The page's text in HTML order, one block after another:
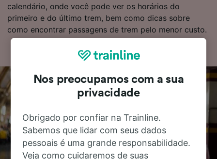
calendário, onde você pode ver os horários do
primeiro e do último trem, bem como dicas sobre
como encontrar passagens de trem pelo menor custo.
Nos preocupamos com a sua
privacidade
Obrigado por confiar na Trainline.
Sabemos que lidar com seus dados
pessoais é uma grande responsabilidade.
Veja como cuidaremos de suas